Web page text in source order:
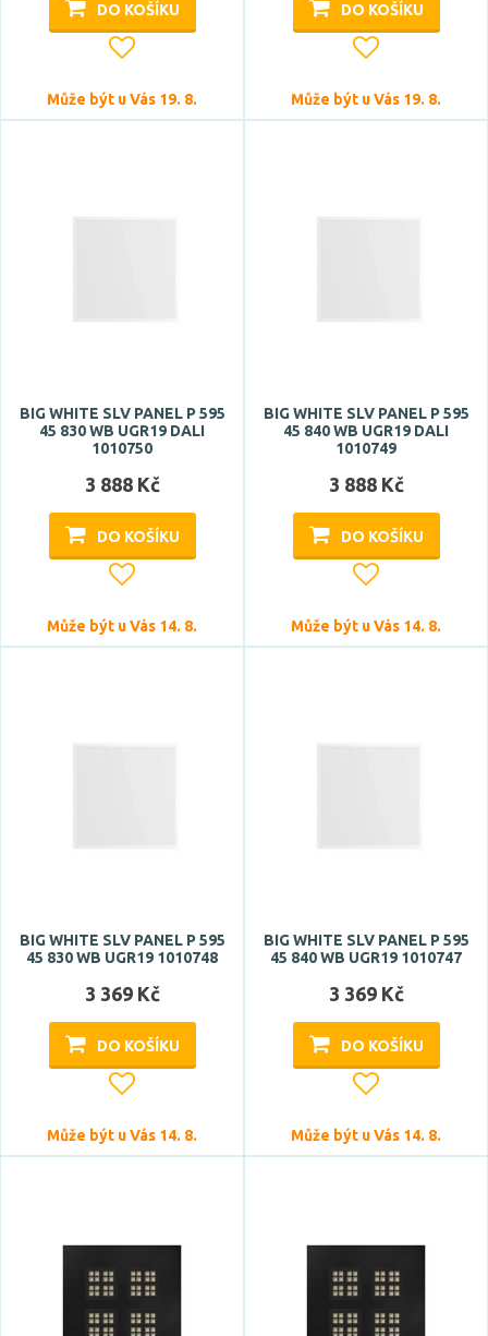
DO KOŠÍKU
Může být u Vás 19. 8.
DO KOŠÍKU
Může být u Vás 19. 8.
BIG WHITE SLV PANEL P 595
45 830 WB UGR19 DALI
1010750
3 888 Kč
DO KOŠÍKU
Může být u Vás 14. 8.
BIG WHITE SLV PANEL P 595
45 840 WB UGR19 DALI
1010749
3 888 Kč
DO KOŠÍKU
Může být u Vás 14. 8.
BIG WHITE SLV PANEL P 595
45 830 WB UGR19 1010748
3 369 Kč
DO KOŠÍKU
Může být u Vás 14. 8.
BIG WHITE SLV PANEL P 595
45 840 WB UGR19 1010747
3 369 Kč
DO KOŠÍKU
Může být u Vás 14. 8.